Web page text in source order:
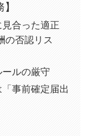
合った適正
の否認リス
ルの厳守
事前確定届出